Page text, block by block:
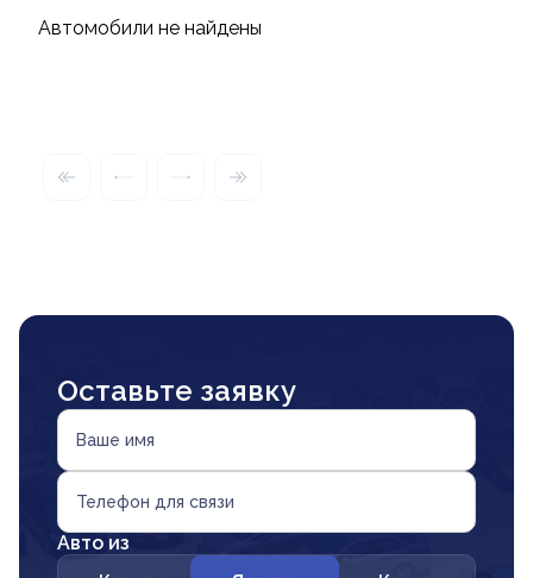
Автомобили не найдены
Оставьте заявку
Ваше имя
Телефон для связи
Авто из